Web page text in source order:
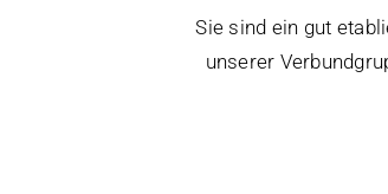
Sie sind ein gut
unserer